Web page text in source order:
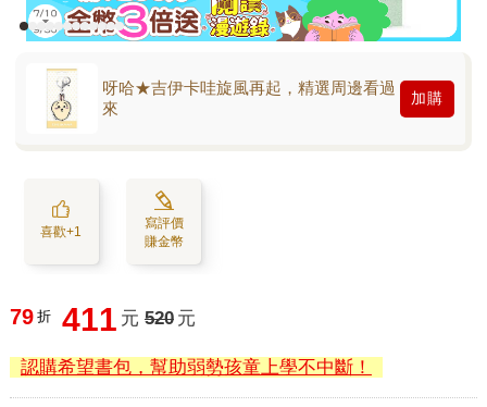
呀哈★吉伊卡哇旋風再起，精選周邊看過
來
加購
喜歡+1
寫評價
賺金幣
79 折 411 元 520 元
認購希望書包，幫助弱勢孩童上學不中斷！